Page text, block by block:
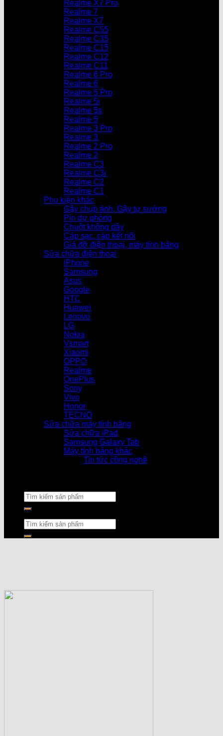
Realme X7 Pro
Realme 7
Realme X7
Realme C55
Realme C35
Realme C15
Realme C12
Realme C11
Realme 6 Pro
Realme 6
Realme 5 Pro
Realme 5i
Realme 5s
Realme 5
Realme 3 Pro
Realme 3
Realme 2 Pro
Realme 2
Realme C3
Realme C3i
Realme C2
Realme C1
Phụ kiện khác
Gậy chụp ảnh, Gậy tự sướng
Pin dự phòng
Chuột không dây
Cáp sạc, cáp kết nối
Giá đỡ điện thoại, máy tính bảng
Sửa chữa điện thoại
iPhone
Samsung
Asus
Google
HTC
Huawei
Lenovo
LG
Nokia
Vsmart
Xiaomi
OPPO
Realme
OnePlus
Sony
Vivo
Honor
TECNO
Sửa chữa máy tính bảng
Sửa chữa iPad
Samsung Galaxy Tab
Máy tính bảng khác
Tin tức công nghệ